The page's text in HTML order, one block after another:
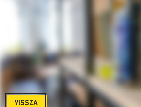
VISSZA